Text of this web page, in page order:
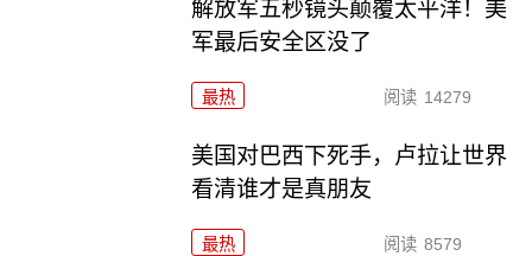
解放军五秒镜头颠覆太平洋！美
军最后安全区没了
最热 阅读 14279
美国对巴西下死手，卢拉让世界
看清谁才是真朋友
最热 阅读 8579